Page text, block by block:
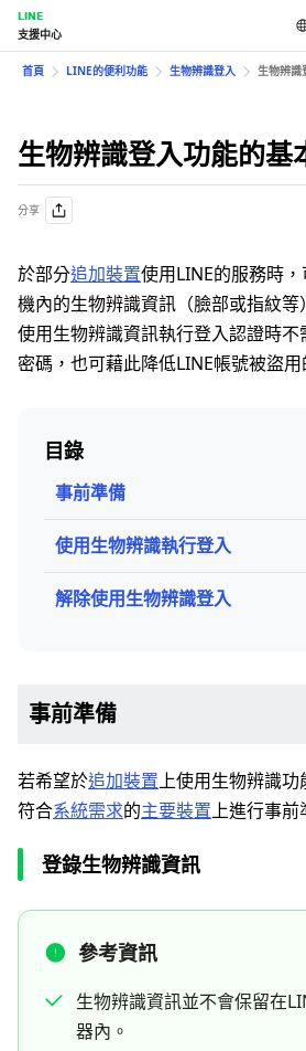
LINE
支援中心
首頁 LINE的便利功能 生物辨識登入 生物辨識
生物辨識登入功能的基
分享
於部分追加裝置使用LINE的服務時
機內的生物辨識資訊（臉部或指紋等
使用生物辨識資訊執行登入認證時
密碼，也可藉此降低LINE帳號被盜用
目錄
事前準備
使用生物辨識執行登入
解除使用生物辨識登入
事前準備
若希望於追加裝置上使用生物辨識
符合系統需求的主要裝置上進行事前
登錄生物辨識資訊
參考資訊
生物辨識資訊並不會保留在
器內。